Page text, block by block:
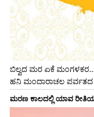
ಬಿಲ್ವದ ಮರ ಏಕೆ
ಹನಿ ಮಂದಾರಾಚಲ ಪರ್ವತದ
ಮರಣ ಕಾಲದಲ್ಲಿ ಯಾವ